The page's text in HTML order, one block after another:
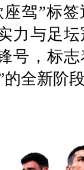
驾”标
力与足
号，标
的全新阶